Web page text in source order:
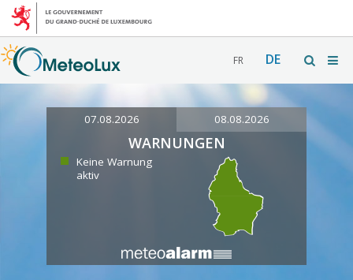
FR DE
07.08.2026 08.08.2026
WARNUNGEN
Keine Warnung
aktiv